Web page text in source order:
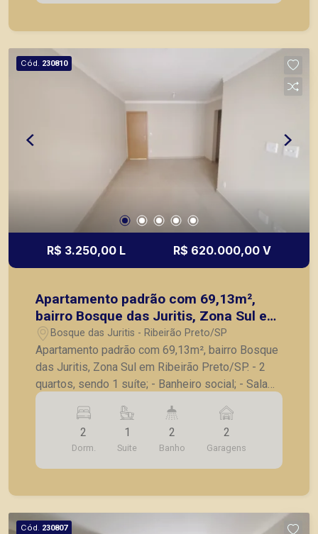
locação, vendas de imóveis prontos, usados ou
Cód. 230810
R$ 3.250,00 L R$ 620.000,00 V
Apartamento padrão com 69,13m²,
bairro Bosque das Juritis, Zona Sul em
Ribeirão Preto/SP.
Bosque das Juritis - Ribeirão Preto/SP
Apartamento padrão com 69,13m², bairro Bosque
das Juritis, Zona Sul em Ribeirão Preto/SP. - 2
quartos, sendo 1 suíte; - Banheiro social; - Sala
para 2 ambientes; - Sacada; - Cozinha; -
Lavanderia; - 2 vagas de garagem. Também
temos imóveis no Jardim Olhos d´Água, Nova
Aliança, Jardim Irajá, Bosque das Juritis, casas e
apartamentos próximos a mercados, farmácias,
2
Dorm.
1
Suite
2
Banho
2
Garagens
Cód. 230807